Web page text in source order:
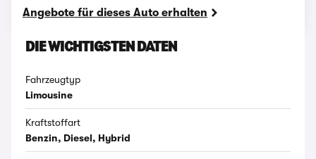
Angebote für dieses Auto erhalten
DIE WICHTIGSTEN DATEN
Fahrzeugtyp
Limousine
Kraftstoffart
Benzin, Diesel, Hybrid